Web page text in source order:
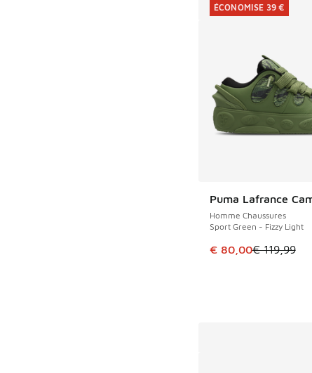
Puma Lafrance
Homme Chaussures
Sport Green - Fizzy Light
Cet article est en
€ 80,00€ 119,99
ÉCONOMISE 39 €
ÉCONOMISE 39 €